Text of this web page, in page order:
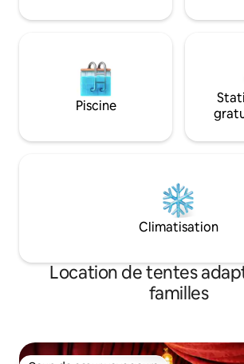
sur demande. Détendez-vous sous un
Piscine
Climatisation
Location de tentes
familles